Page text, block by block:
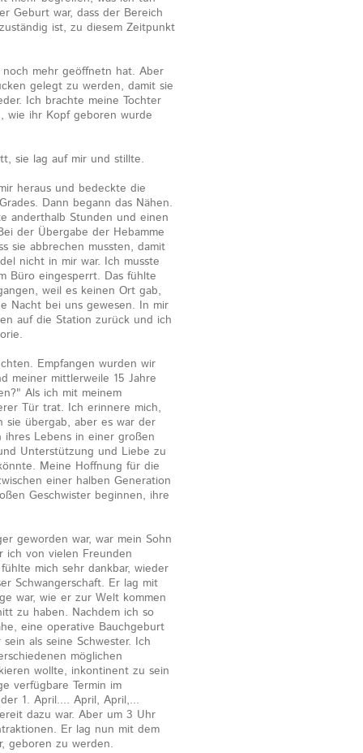
Geburt war, dass der Bereich
ist, zu diesem Zeitpunkt
mehr geöffnetn hat. Aber
gelegt zu werden, damit sie
Ich brachte meine Tochter
wie ihr Kopf geboren wurde
sie lag auf mir und stillte.
heraus und bedeckte die
Dann begann das Nähen.
anderthalb Stunden und einen
der Übergabe der Hebamme
sie abbrechen mussten, damit
nicht in mir war. Ich musste
Büro eingesperrt. Das fühlte
weil es keinen Ort gab,
Nacht bei uns gewesen. In mir
auf die Station zurück und ich
Empfangen wurden wir
meiner mittlerweile 15 Jahre
Als ich mit meinem
Tür trat. Ich erinnere mich,
sie übergab, aber es war der
Lebens in einer großen
Unterstützung und Liebe zu
Meine Hoffnung für die
einer halben Generation
Geschwister beginnen, ihre
geworden war, war mein Sohn
ich von vielen Freunden
mich sehr dankbar, wieder
Schwangerschaft. Er lag mit
war, wie er zur Welt kommen
zu haben. Nachdem ich so
eine operative Bauchgeburt
als seine Schwester. Ich
möglichen
wollte, inkontinent zu sein
verfügbare Termin im
1. April.... April, April,...
dazu war. Aber um 3 Uhr
Er lag nun mit dem
geboren zu werden.